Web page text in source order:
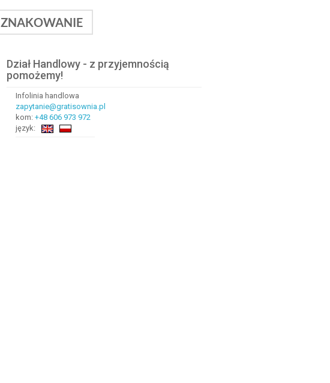
ZNAKOWANIE
Dział Handlowy - z przyjemnością
pomożemy!
Infolinia handlowa
zapytanie@gratisownia.pl
kom:+48 606 973 972
język: